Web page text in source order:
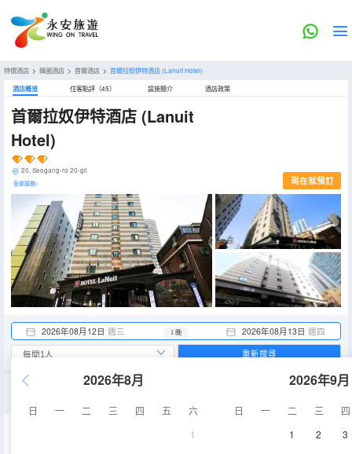
特價酒店 > 韓國酒店 > 首爾酒店 > 首爾拉奴伊特酒店(Lanuit Hotel)
酒店概览 住客點評（45） 設施簡介 酒店政策
首爾拉奴伊特酒店 (Lanuit
Hotel)
20, Seogang-ro 20-gil
全部設施> 現在就預訂
2026年08月12日 週三 2026年08月13日 週四
1 晚
2026年8月
日 一 二 三 四 五
六
1
2026年9月
日 一 二 三
四
1
2 3
重新搜尋